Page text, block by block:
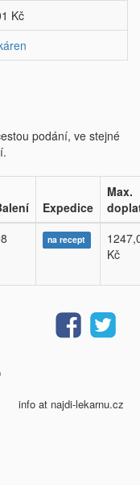
Kč
podání, ve stejné
Expedice
Max.
na recept
Kč
info at najdi-lekarnu.cz